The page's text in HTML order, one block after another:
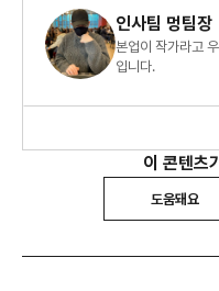
인사팀 멍팀장
본업이 작가라고
입니다.
이 콘텐츠
도움돼요